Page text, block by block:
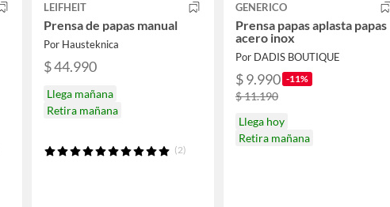
LEIFHEIT
Prensa de papas manual
Por Hausteknica
$ 44.990
Llega mañana
Retira mañana
(2)
GENERICO
Prensa papas aplasta papas
acero inox
Por DADIS BOUTIQUE
$ 9.990 -11%
$ 11.190
Llega hoy
Retira mañana